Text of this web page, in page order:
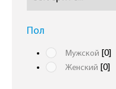
Пол
Мужской [0]
Женский [0]